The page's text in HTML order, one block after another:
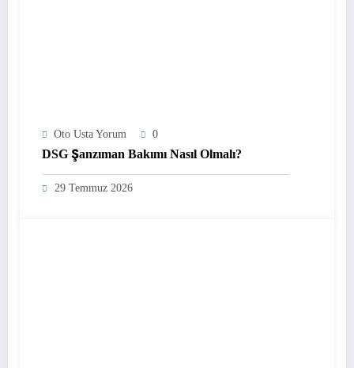
Oto Usta Yorum 0
DSG Şanzıman Bakımı Nasıl Olmalı?
29 Temmuz 2026